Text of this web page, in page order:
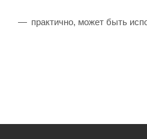
практично, может быть